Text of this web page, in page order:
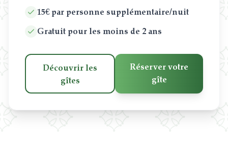
15€ par personne supplémentaire/nuit
Gratuit pour les moins de 2 ans
Découvrir les
gîtes
Réserver votre
gîte